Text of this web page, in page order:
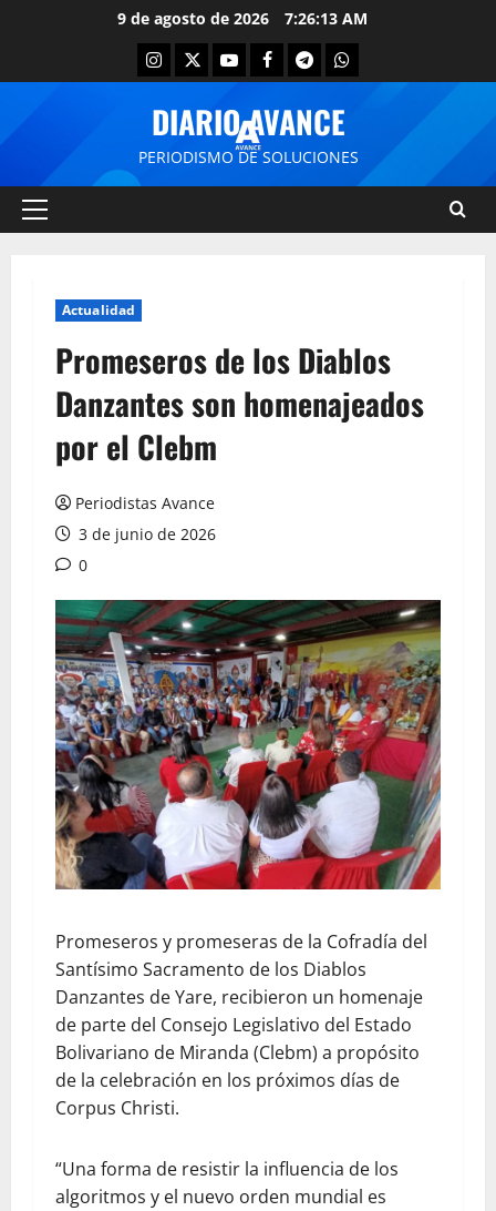
9 de agosto de 2026 7:26:13 AM
DIARIO AVANCE
PERIODISMO DE SOLUCIONES
Actualidad
Promeseros de los Diablos
Danzantes son homenajeados
por el Clebm
Periodistas Avance
3 de junio de 2026
0
Promeseros y promeseras de la Cofradía del
Santísimo Sacramento de los Diablos
Danzantes de Yare, recibieron un homenaje
de parte del Consejo Legislativo del Estado
Bolivariano de Miranda (Clebm) a propósito
de la celebración en los próximos días de
Corpus Christi.
“Una forma de resistir la influencia de los
algoritmos y el nuevo orden mundial es